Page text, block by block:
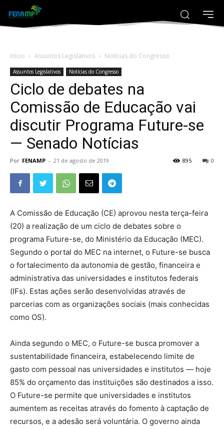
Início Assuntos Legislativos Notícias do Congresso
Assuntos Legislativos Notícias do Congresso
Ciclo de debates na
Comissão de Educação vai
discutir Programa Future-se
— Senado Notícias
Por FENAMP - 21 de agosto de 2019 0
895
A Comissão de Educação (CE) aprovou nesta terça-feira
(20) a realização de um ciclo de debates sobre o
programa Future-se, do Ministério da Educação (MEC).
Segundo o portal do MEC na internet, o Future-se busca
o fortalecimento da autonomia de gestão, financeira e
administrativa das universidades e institutos federais
(IFs). Estas ações serão desenvolvidas através de
parcerias com as organizações sociais (mais conhecidas
como OS).
Ainda segundo o MEC, o Future-se busca promover a
sustentabilidade financeira, estabelecendo limite de
gasto com pessoal nas universidades e institutos — hoje
85% do orçamento das instituições são destinados a isso.
O Future-se permite que universidades e institutos
aumentem as receitas através do fomento à captação de
recursos, e a adesão será voluntária. O governo ainda